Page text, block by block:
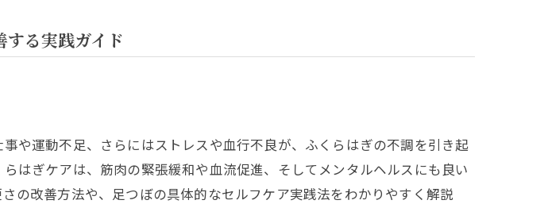
る実践ガイド
や運動不足、さらにはストレスや血行不良が、ふくらはぎの不調を引き起
はぎケアは、筋肉の緊張緩和や血流促進、そしてメンタルヘルスにも良い
の改善方法や、足つぼの具体的なセルフケア実践法をわかりやすく解説